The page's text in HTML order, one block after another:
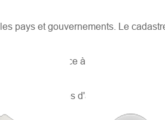
pays et gouvernements. Le
précise. Grâce à la technologie
technologies d'arpentage les